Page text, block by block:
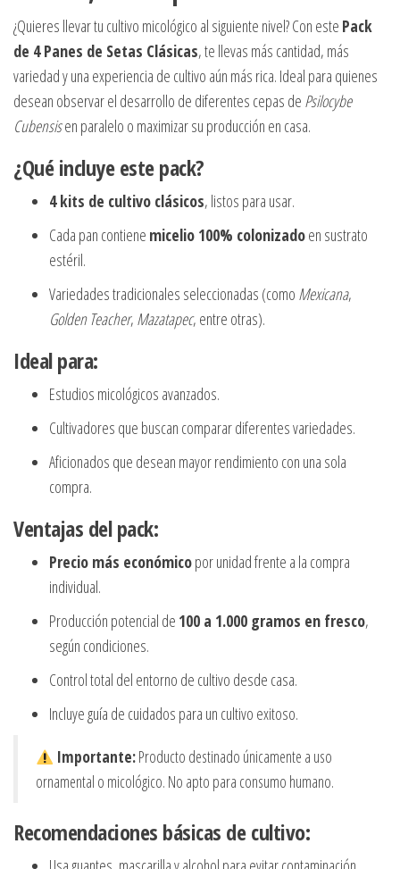
¿Quieres llevar tu cultivo micológico al siguiente nivel? Con este Pack
de 4 Panes de Setas Clásicas, te llevas más cantidad, más
variedad y una experiencia de cultivo aún más rica. Ideal para quienes
desean observar el desarrollo de diferentes cepas de Psilocybe
Cubensisen paralelo o maximizar su producción en casa.
¿Qué incluye este pack?
4 kits de cultivo clásicos, listos para usar.
Cada pan contiene micelio 100% colonizadoen sustrato
estéril.
Variedades tradicionales seleccionadas (como Mexicana,
Golden Teacher, Mazatapec, entre otras).
Ideal para:
Estudios micológicos avanzados.
Cultivadores que buscan comparar diferentes variedades.
Aficionados que desean mayor rendimiento con una sola
compra.
Ventajas del pack:
Precio más económicopor unidad frente a la compra
individual.
Producción potencial de 100 a 1.000 gramos en fresco,
según condiciones.
Control total del entorno de cultivo desde casa.
Incluye guía de cuidados para un cultivo exitoso.
Importante:Producto destinado únicamente a uso
ornamental o micológico. No apto para consumo humano.
Recomendaciones básicas de cultivo: